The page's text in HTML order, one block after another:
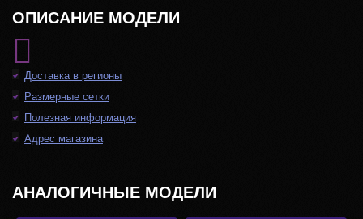
ОПИСАНИЕ МОДЕЛИ
Доставка в регионы
Размерные сетки
Полезная информация
Адрес магазина
АНАЛОГИЧНЫЕ МОДЕЛИ